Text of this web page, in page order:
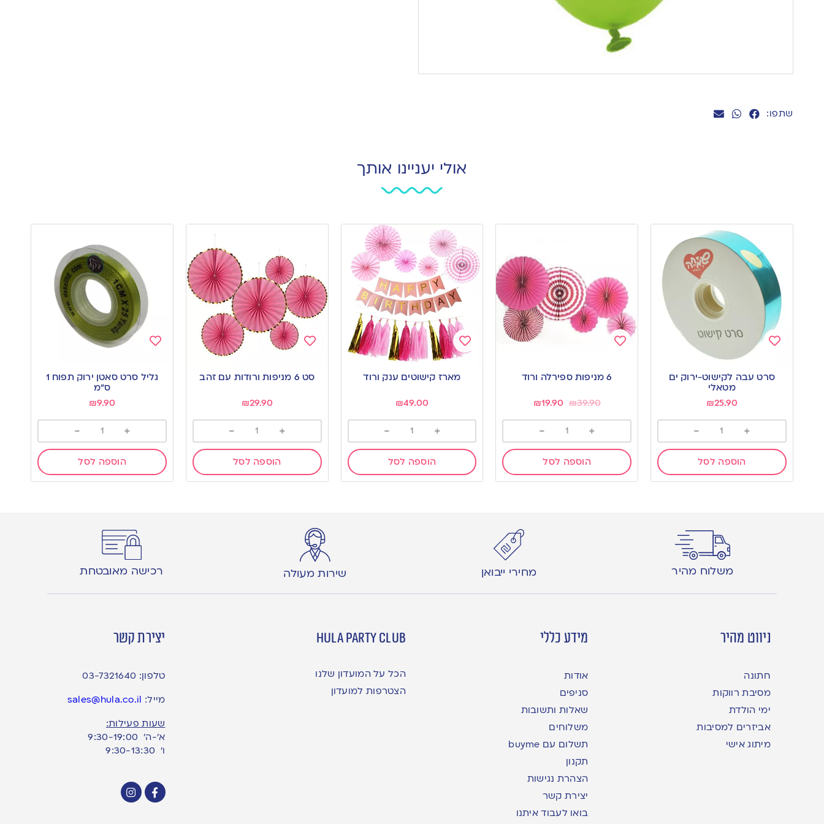
שתפו:
אולי יעניינו אותך
to
wishlist
סרט עבה לקישוט-ירוק ים
מטאלי
₪25.90
+
-
הוספה לסל
wishlist
6 מניפות ספירלה ורוד
₪39.90
₪19.90
+
-
הוספה לסל
Add
wishlist
מארז קישוטים ענק ורוד
₪49.00
+
-
הוספה לסל
to
wishlist
סט 6 מניפות ורודות עם זהב
₪29.90
+
-
הוספה לסל
to
wishlist
גליל סרט סאטן ירוק תפוח 1
ס”מ
₪9.90
+
-
הוספה לסל
משלוח מהיר מחירי ייבואן שירות מעולה רכישה מאובטחת
ניווט מהיר
חתונה
מסיבת רווקות
ימי הולדת
אביזרים למסיבות
מיתוג אישי
מידע כללי
אודות
סניפים
שאלות ותשובות
משלוחים
תשלום עם buyme
תקנון
הצהרת נגישות
יצירת קשר
בואו לעבוד איתנו
hula party club
הכל על המועדון שלנו
הצטרפות למועדון
יצירת קשר
טלפון: 03-7321640
מייל: sales@hula.co.il
שעות פעילות:
א’-ה’ 9:30-19:00
ו׳ 9:30-13:30